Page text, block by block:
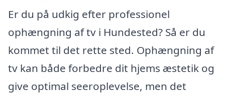
Er du på udkig efter professionel
ophængning af tv i Hundested? Så er du
kommet til det rette sted. Ophængning af
tv kan både forbedre dit hjems æstetik og
give optimal seeroplevelse, men det